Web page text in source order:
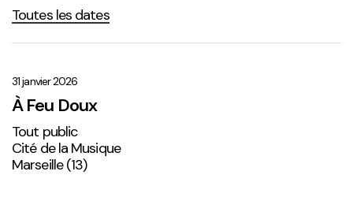
Toutes les dates
Doux
31 janvier 2026
À Feu Doux
Tout public
Cité de la Musique
Marseille (13)